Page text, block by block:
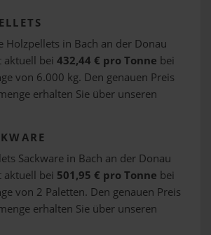
Holzpellets in Bach an der Donau
aktuell bei 432,44 € pro Tonne bei
von 6.000 kg. Den genauen Preis
erhalten Sie über unseren
Sackware in Bach an der Donau
aktuell bei 501,95 € pro Tonne bei
von 2 Paletten. Den genauen Preis
erhalten Sie über unseren